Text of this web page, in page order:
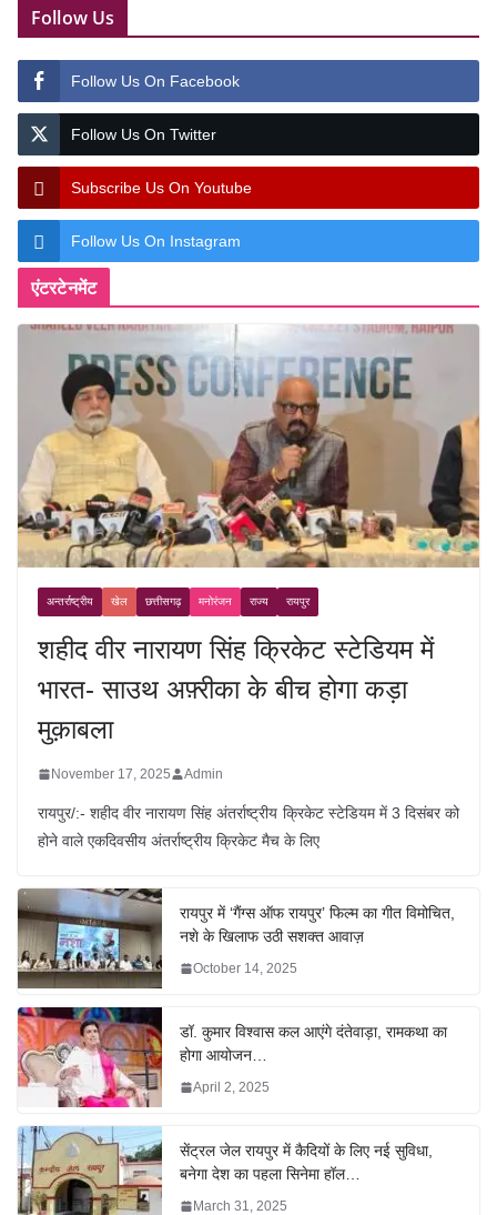
Follow Us
Follow Us On Facebook
Follow Us On Twitter
Subscribe Us On Youtube
Follow Us On Instagram
एंटरटेनमेंट
अन्तर्राष्ट्रीय खेल छत्तीसगढ़ मनोरंजन राज्य रायपुर
शहीद वीर नारायण सिंह क्रिकेट स्टेडियम में
भारत- साउथ अफ़्रीका के बीच होगा कड़ा
मुक़ाबला
November 17, 2025 Admin
रायपुर/:- शहीद वीर नारायण सिंह अंतर्राष्ट्रीय क्रिकेट स्टेडियम में 3 दिसंबर को
होने वाले एकदिवसीय अंतर्राष्ट्रीय क्रिकेट मैच के लिए
रायपुर में ‘गैंग्स ऑफ रायपुर’ फिल्म का गीत विमोचित,
नशे के खिलाफ उठी सशक्त आवाज़
October 14, 2025
डॉ. कुमार विश्वास कल आएंगे दंतेवाड़ा, रामकथा का
होगा आयोजन…
April 2, 2025
सेंट्रल जेल रायपुर में कैदियों के लिए नई सुविधा,
बनेगा देश का पहला सिनेमा हॉल…
March 31, 2025